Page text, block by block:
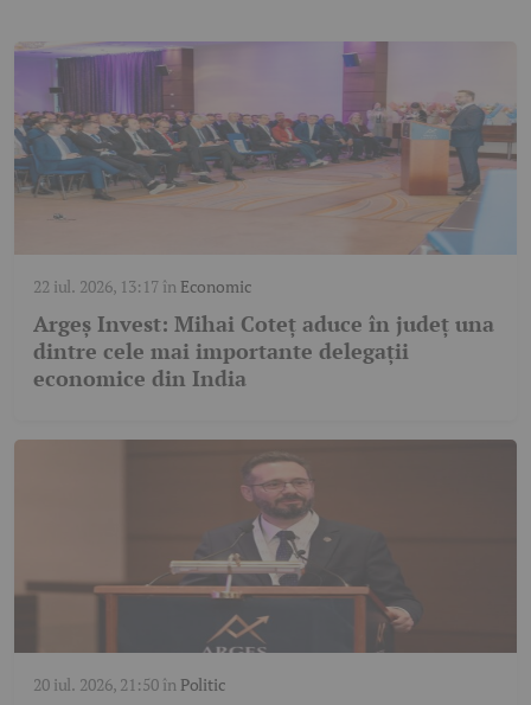
22 iul. 2026, 13:17în Economic
Argeș Invest: Mihai Coteț aduce în județ una
dintre cele mai importante delegații
economice din India
20 iul. 2026, 21:50în Politic